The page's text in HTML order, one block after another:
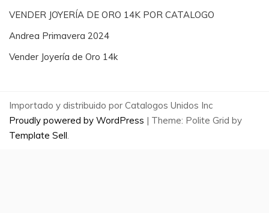
VENDER JOYERÍA DE ORO 14K POR CATALOGO
Andrea Primavera 2024
Vender Joyería de Oro 14k
Importado y distribuido por Catalogos Unidos Inc
Proudly powered by WordPress | Theme: Polite Grid by
Template Sell.